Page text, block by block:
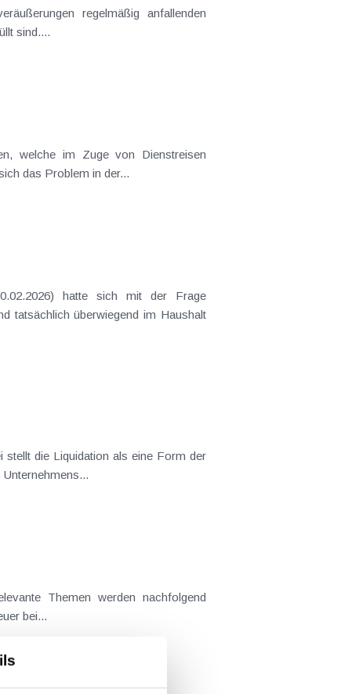
sind....
das Problem in der...
tatsächlich überwiegend im Haushalt
stellt die Liquidation als eine Form der
Themen werden nachfolgend
bei...
und dem